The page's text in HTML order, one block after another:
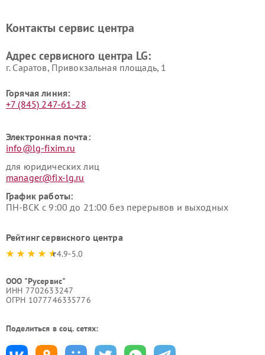
Ремонт морозильных камер
Ремонт вертикальных
Контакты сервис центра
Адрес сервисного центра LG:
г. Саратов, Привокзальная площадь, 1
Горячая линия:
+7 (845) 247-61-28
Электронная почта:
info@lg-fixim.ru
для юридических лиц
manager@fix-lg.ru
График работы:
ПН-ВСК с 9:00 до 21:00 без перерывов и выходных
Рейтинг сервисного центра
4.9-5.0
ООО "Русервис"
ИНН 7702633247
ОГРН 1077746335776
Поделиться в соц. сетях: